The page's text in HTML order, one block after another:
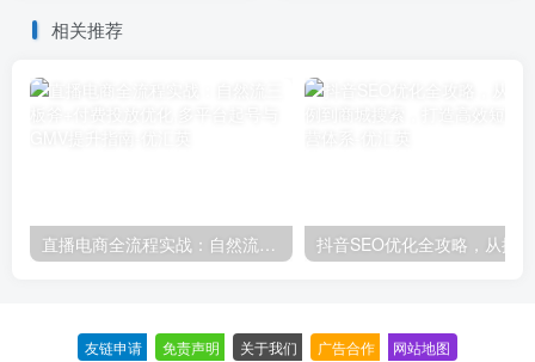
相关推荐
直播电商全流程实战：自然流三板斧+付费投放优化,多平台起号与GMV提升指南
友链申请 免责声明 关于我们 广告合作 网站地图